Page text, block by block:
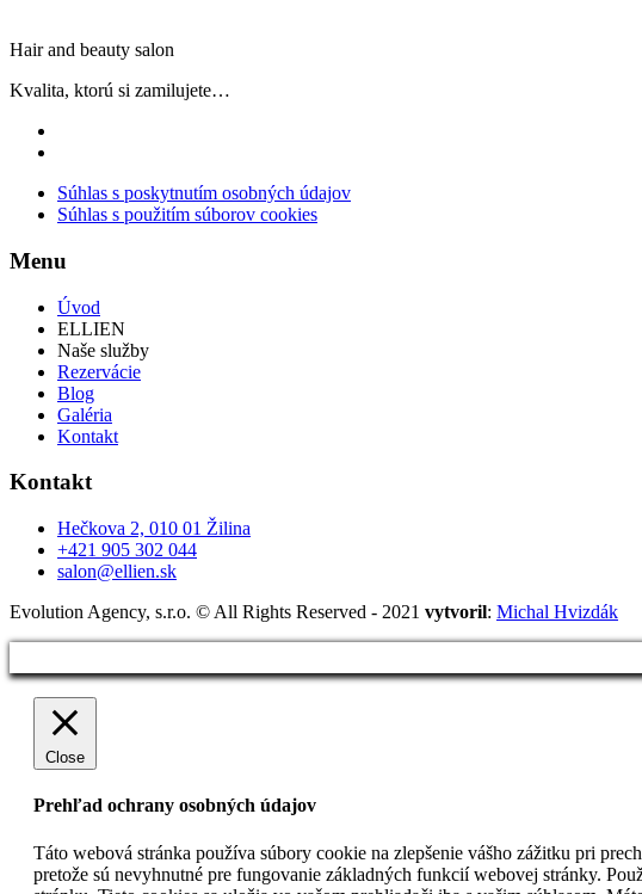
Hair and beauty salon
Kvalita, ktorú si zamilujete…
Súhlas s poskytnutím osobných údajov
Súhlas s použitím súborov cookies
Menu
Úvod
ELLIEN
Naše služby
Rezervácie
Blog
Galéria
Kontakt
Kontakt
Hečkova 2, 010 01 Žilina
+421 905 302 044
salon@ellien.sk
Evolution Agency, s.r.o. © All Rights Reserved - 2021 vytvoril: Michal Hvizdák
Close
Prehľad ochrany osobných údajov
Táto webová stránka používa súbory cookie na zlepšenie vášho zážitku pri
pretože sú nevyhnutné pre fungovanie základných funkcií webovej stránky.